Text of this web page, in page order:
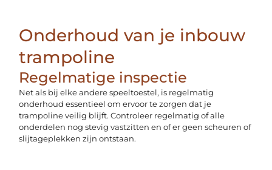
Onderhoud van je inbouw
trampoline
Regelmatige inspectie
Net als bij elke andere speeltoestel, is regelmatig
onderhoud essentieel om ervoor te zorgen dat je
trampoline veilig blijft. Controleer regelmatig of alle
onderdelen nog stevig vastzitten en of er geen scheuren of
slijtageplekken zijn ontstaan.